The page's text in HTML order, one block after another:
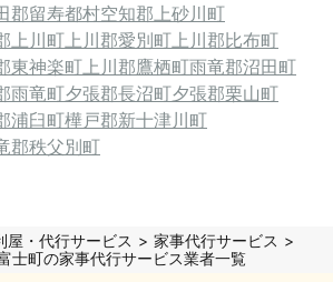
郡留寿都村空知郡上砂川町
上川町 上川郡愛別町 上川郡比布町
東神楽町 上川郡鷹栖町雨竜郡沼田町
雨竜町夕張郡長沼町夕張郡栗山町
浦臼町樺戸郡新十津川町
郡秩父別町
屋・代行サービス
家事代行サービス
士町の家事代行サービス業者一覧